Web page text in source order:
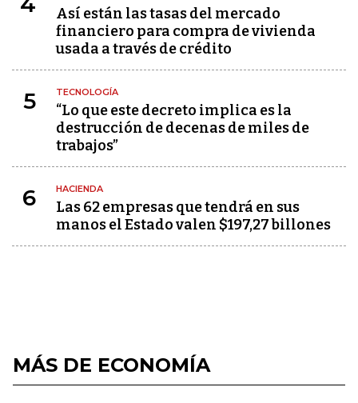
Así están las tasas del mercado
financiero para compra de vivienda
usada a través de crédito
5 TECNOLOGÍA
“Lo que este decreto implica es la
destrucción de decenas de miles de
trabajos”
6 HACIENDA
Las 62 empresas que tendrá en sus
manos el Estado valen $197,27 billones
MÁS DE ECONOMÍA